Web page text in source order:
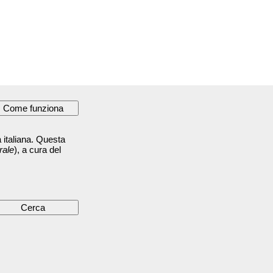
italiana. Questa
), a cura del